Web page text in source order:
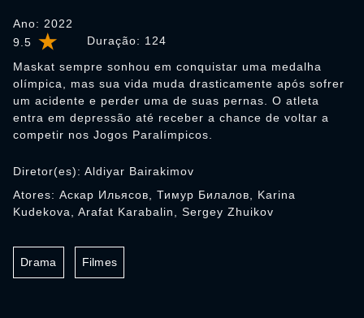
9.5 Duração: 124
Ano: 2022
Maskat sempre sonhou em conquistar uma medalha
olímpica, mas sua vida muda drasticamente após sofrer
um acidente e perder uma de suas pernas. O atleta
entra em depressão até receber a chance de voltar a
competir nos Jogos Paralímpicos.
Diretor(es): Aldiyar Bairakimov
Atores: Аскар Ильясов, Тимур Билалов, Karina
Kudekova, Arafat Karabalin, Sergey Zhuikov
Drama Filmes